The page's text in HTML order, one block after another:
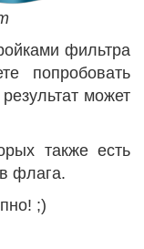
фильтра
попробовать
может
также есть
флага.
;)